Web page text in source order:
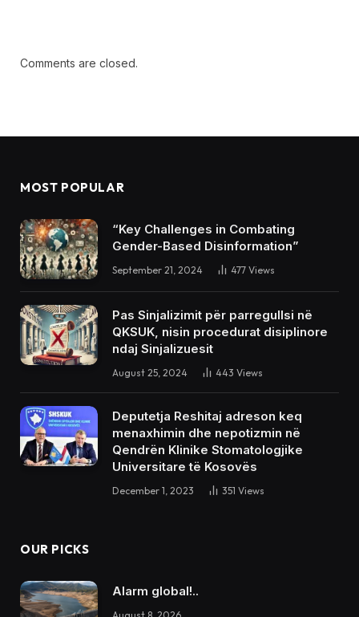
Comments are closed.
MOST POPULAR
“Key Challenges in Combating
Gender-Based Disinformation”
September 21, 2024 477 Views
Pas Sinjalizimit për parregullsi në
QKSUK, nisin procedurat disiplinore
ndaj Sinjalizuesit
August 25, 2024 443 Views
Deputetja Reshitaj adreson keq
menaxhimin dhe nepotizmin në
Qendrën Klinike Stomatologjike
Universitare të Kosovës
December 1, 2023 351 Views
OUR PICKS
Alarm global!..